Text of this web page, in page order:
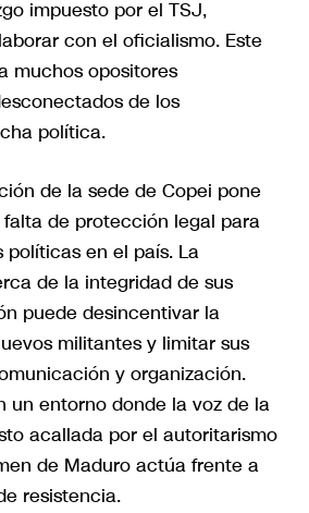
impuesto por el TSJ,
con el oficialismo. Este
muchos opositores
de los
política.
de la sede de Copei pone
de protección legal para
políticas en el país. La
de la integridad de sus
puede desincentivar la
militantes y limitar sus
y organización.
un entorno donde la voz de la
acallada por el autoritarismo
de Maduro actúa frente a
resistencia.